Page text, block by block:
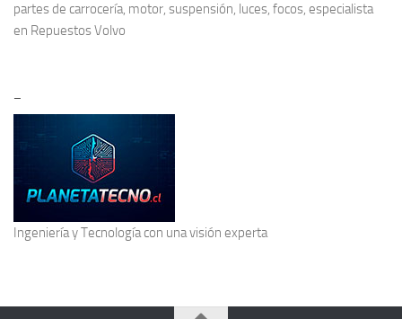
partes de carrocería, motor, suspensión, luces, focos, especialista
en Repuestos Volvo
–
Ingeniería y Tecnologíacon una visión experta